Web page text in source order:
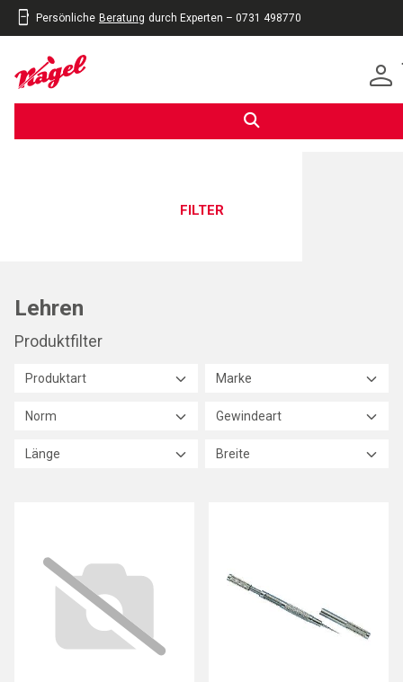
Persönliche Beratung durch Experten – 0731 498770
FILTER
Lehren
Produktfilter
Produktart Marke
Norm Gewindeart
Länge Breite